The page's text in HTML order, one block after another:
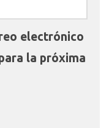
electrónico
la próxima